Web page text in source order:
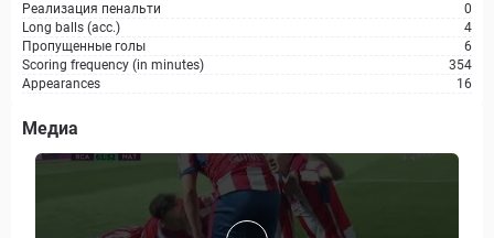
Реализация пенальти
0
Long balls (acc.)
4
Пропущенные голы
6
Scoring frequency (in minutes)
354
Appearances
16
Медиа